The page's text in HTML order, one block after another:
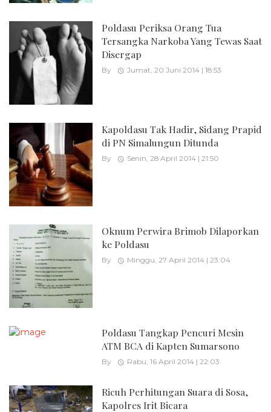
Poldasu Periksa Orang Tua
Tersangka Narkoba Yang Tewas Saat
Disergap
By Jumat, 20 Juni 2014 | 18:53
Kapoldasu Tak Hadir, Sidang Prapid
di PN Simalungun Ditunda
By Senin, 28 April 2014 | 21:50
Oknum Perwira Brimob Dilaporkan
ke Poldasu
By Minggu, 27 April 2014 | 23:04
Poldasu Tangkap Pencuri Mesin
ATM BCA di Kapten Sumarsono
By Rabu, 16 April 2014 | 22:03
Ricuh Perhitungan Suara di Sosa,
Kapolres Irit Bicara